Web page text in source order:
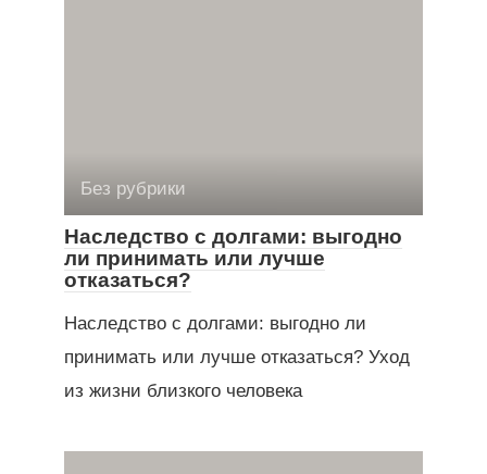
Без рубрики
Наследство с долгами: выгодно
ли принимать или лучше
отказаться?
Наследство с долгами: выгодно ли
принимать или лучше отказаться? Уход
из жизни близкого человека